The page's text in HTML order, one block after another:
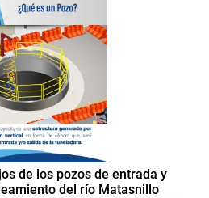
de los pozos de entrada y
del río Matasnillo